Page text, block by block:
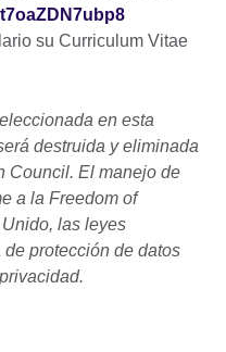
su Curriculum Vitae
en esta
destruida y eliminada
Council. El manejo de
a la Freedom of
las leyes
protección de datos